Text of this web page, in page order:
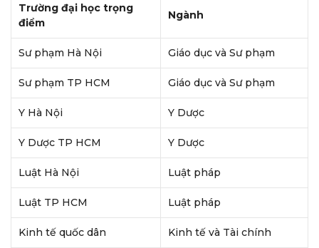
Trường đại học trọng
điểm
Ngành
Sư phạm Hà Nội Giáo dục và Sư phạm
Sư phạm TP HCM Giáo dục và Sư phạm
Y Hà Nội Y Dược
Y Dược TP HCM Y Dược
Luật Hà Nội Luật pháp
Luật TP HCM Luật pháp
Kinh tế quốc dân Kinh tế và Tài chính